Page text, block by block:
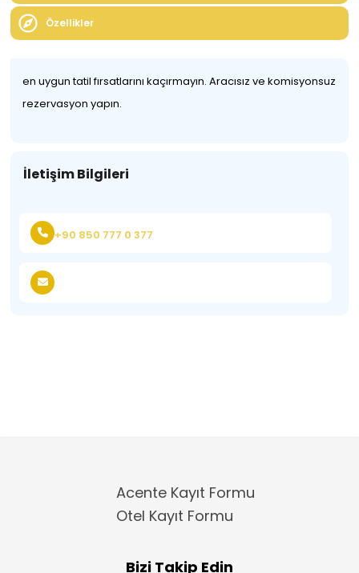
Özellikler
en uygun tatil fırsatlarını kaçırmayın. Aracısız ve komisyonsuz
rezervasyon yapın.
İletişim Bilgileri
+90 850 777 0 377
Acente Kayıt Formu
Otel Kayıt Formu
Bizi Takip Edin